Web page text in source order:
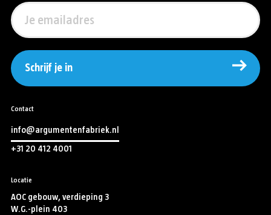
Schrijf je in
Contact
info@argumentenfabriek.nl
+31 20 412 4001
Locatie
AOC gebouw, verdieping 3
W.G.-plein 403